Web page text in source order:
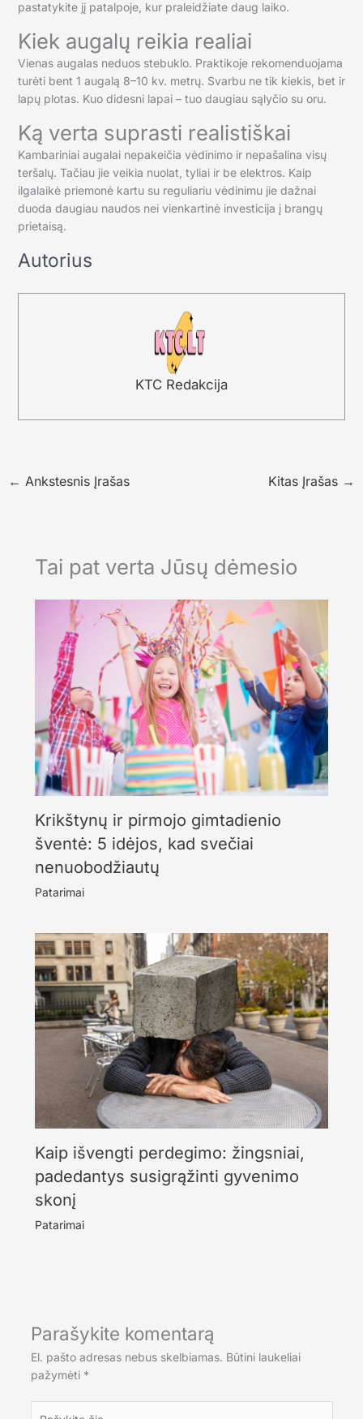
pastatykite jį patalpoje, kur praleidžiate daug laiko.
Kiek augalų reikia realiai
Vienas augalas neduos stebuklo. Praktikoje rekomenduojama
turėti bent 1 augalą 8–10 kv. metrų. Svarbu ne tik kiekis, bet ir
lapų plotas. Kuo didesni lapai – tuo daugiau sąlyčio su oru.
Ką verta suprasti realistiškai
Kambariniai augalai nepakeičia vėdinimo ir nepašalina visų
teršalų. Tačiau jie veikia nuolat, tyliai ir be elektros. Kaip
ilgalaikė priemonė kartu su reguliariu vėdinimu jie dažnai
duoda daugiau naudos nei vienkartinė investicija į brangų
prietaisą.
Autorius
KTC Redakcija
← Ankstesnis Įrašas Kitas Įrašas →
Tai pat verta Jūsų dėmesio
Krikštynų ir pirmojo gimtadienio
šventė: 5 idėjos, kad svečiai
nenuobodžiautų
Patarimai
Kaip išvengti perdegimo: žingsniai,
padedantys susigrąžinti gyvenimo
skonį
Patarimai
Parašykite komentarą
El. pašto adresas nebus skelbiamas. Būtini laukeliai
pažymėti *